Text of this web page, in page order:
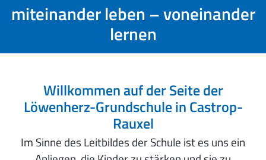
miteinander leben – voneinander
lernen
Willkommen auf der Seite der
Löwenherz-Grundschule in Castrop-
Rauxel
Im Sinne des Leitbildes der Schule ist es uns ein